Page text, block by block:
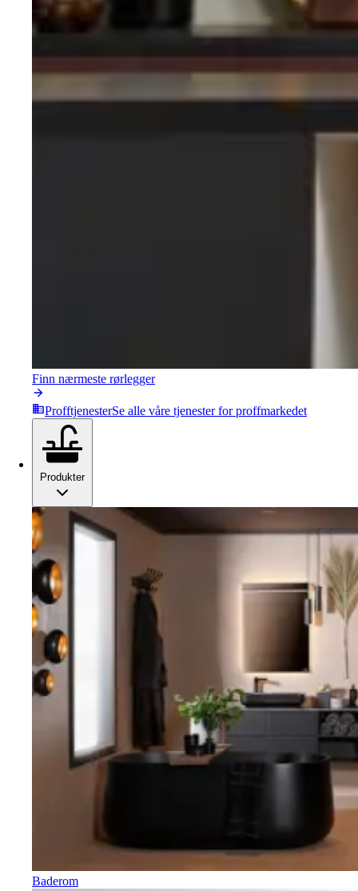
Finn nærmeste rørlegger
ProfftjenesterSe alle våre tjenester for proffmarkedet
Produkter
Baderom